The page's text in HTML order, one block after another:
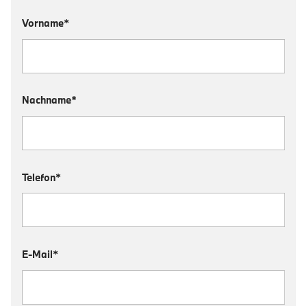
Vorname*
Nachname*
Telefon*
E-Mail*